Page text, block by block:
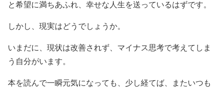
と希望に満ちあふれ、幸せな人生を送っているはずです。
しかし、現実はどうでしょうか。
いまだに、現状は改善されず、マイナス思考で考えてしま
う自分がいます。
本を読んで一瞬元気になっても、少し経てば、またいつも